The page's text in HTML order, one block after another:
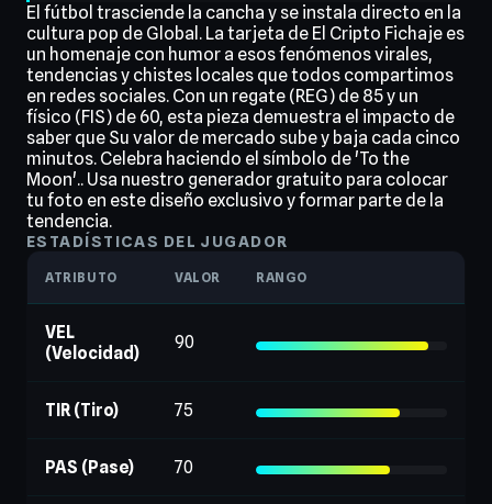
El fútbol trasciende la cancha y se instala directo en la
cultura pop de Global. La tarjeta de El Cripto Fichaje es
un homenaje con humor a esos fenómenos virales,
tendencias y chistes locales que todos compartimos
en redes sociales. Con un regate (REG) de 85 y un
físico (FIS) de 60, esta pieza demuestra el impacto de
saber que Su valor de mercado sube y baja cada cinco
minutos. Celebra haciendo el símbolo de 'To the
Moon'.. Usa nuestro generador gratuito para colocar
tu foto en este diseño exclusivo y formar parte de la
tendencia.
ESTADÍSTICAS DEL JUGADOR
ATRIBUTO VALOR RANGO
VEL
(Velocidad)
90
TIR (Tiro) 75
PAS (Pase) 70